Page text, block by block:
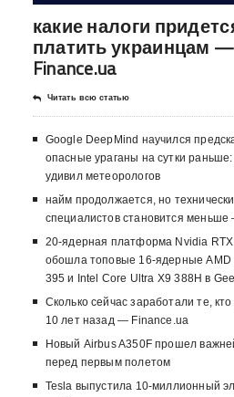
какие налоги
платить украинцам —
Finance.ua
Читать всю статью
Google DeepMind научился
опасные ураганы на сутки
удивил метеорологов
найм продолжается, но
специалистов становится
20-ядерная платформа Nvidia
обошла топовые 16-ядерные AMD
395 и Intel Core Ultra X9 388H в
Сколько сейчас заработали те,
10 лет назад — Finance.ua
Новый Airbus A350F прошел
перед первым полетом
Tesla выпустила 10-миллионный